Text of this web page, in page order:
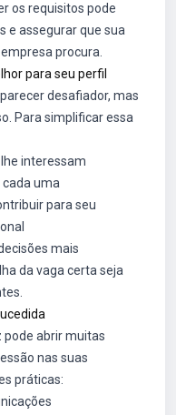
os requisitos pode
e assegurar que sua
procura.
para seu perfil
desafiador, mas
Para simplificar essa
interessam
uma
para seu
mais
da vaga certa seja
pode abrir muitas
nas suas
práticas: